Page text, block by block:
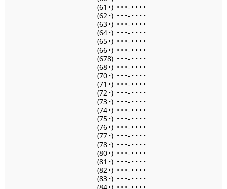
(61 •) • • •- • • • •
(62•) • • •- • • • •
(63•) • • •- • • • •
(64•) • • •- • • • •
(65•) • • •- • • • •
(66•) • • •- • • • •
(678) • • •- • • • •
(68•) • • •- • • • •
(70•) • • •- • • • •
(71 •) • • •- • • • •
(72•) • • •- • • • •
(73•) • • •- • • • •
(74•) • • •- • • • •
(75•) • • •- • • • •
(76•) • • •- • • • •
(77•) • • •- • • • •
(78•) • • •- • • • •
(80•) • • •- • • • •
(81 •) • • •- • • • •
(82•) • • •- • • • •
(83•) • • •- • • • •